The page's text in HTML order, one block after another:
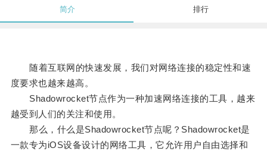
简介 排行
随着互联网的快速发展，我们对网络连接的稳定性和速
度要求也越来越高。
Shadowrocket节点作为一种加速网络连接的工具，越来
越受到人们的关注和使用。
那么，什么是Shadowrocket节点呢？Shadowrocket是
一款专为iOS设备设计的网络工具，它允许用户自由选择和